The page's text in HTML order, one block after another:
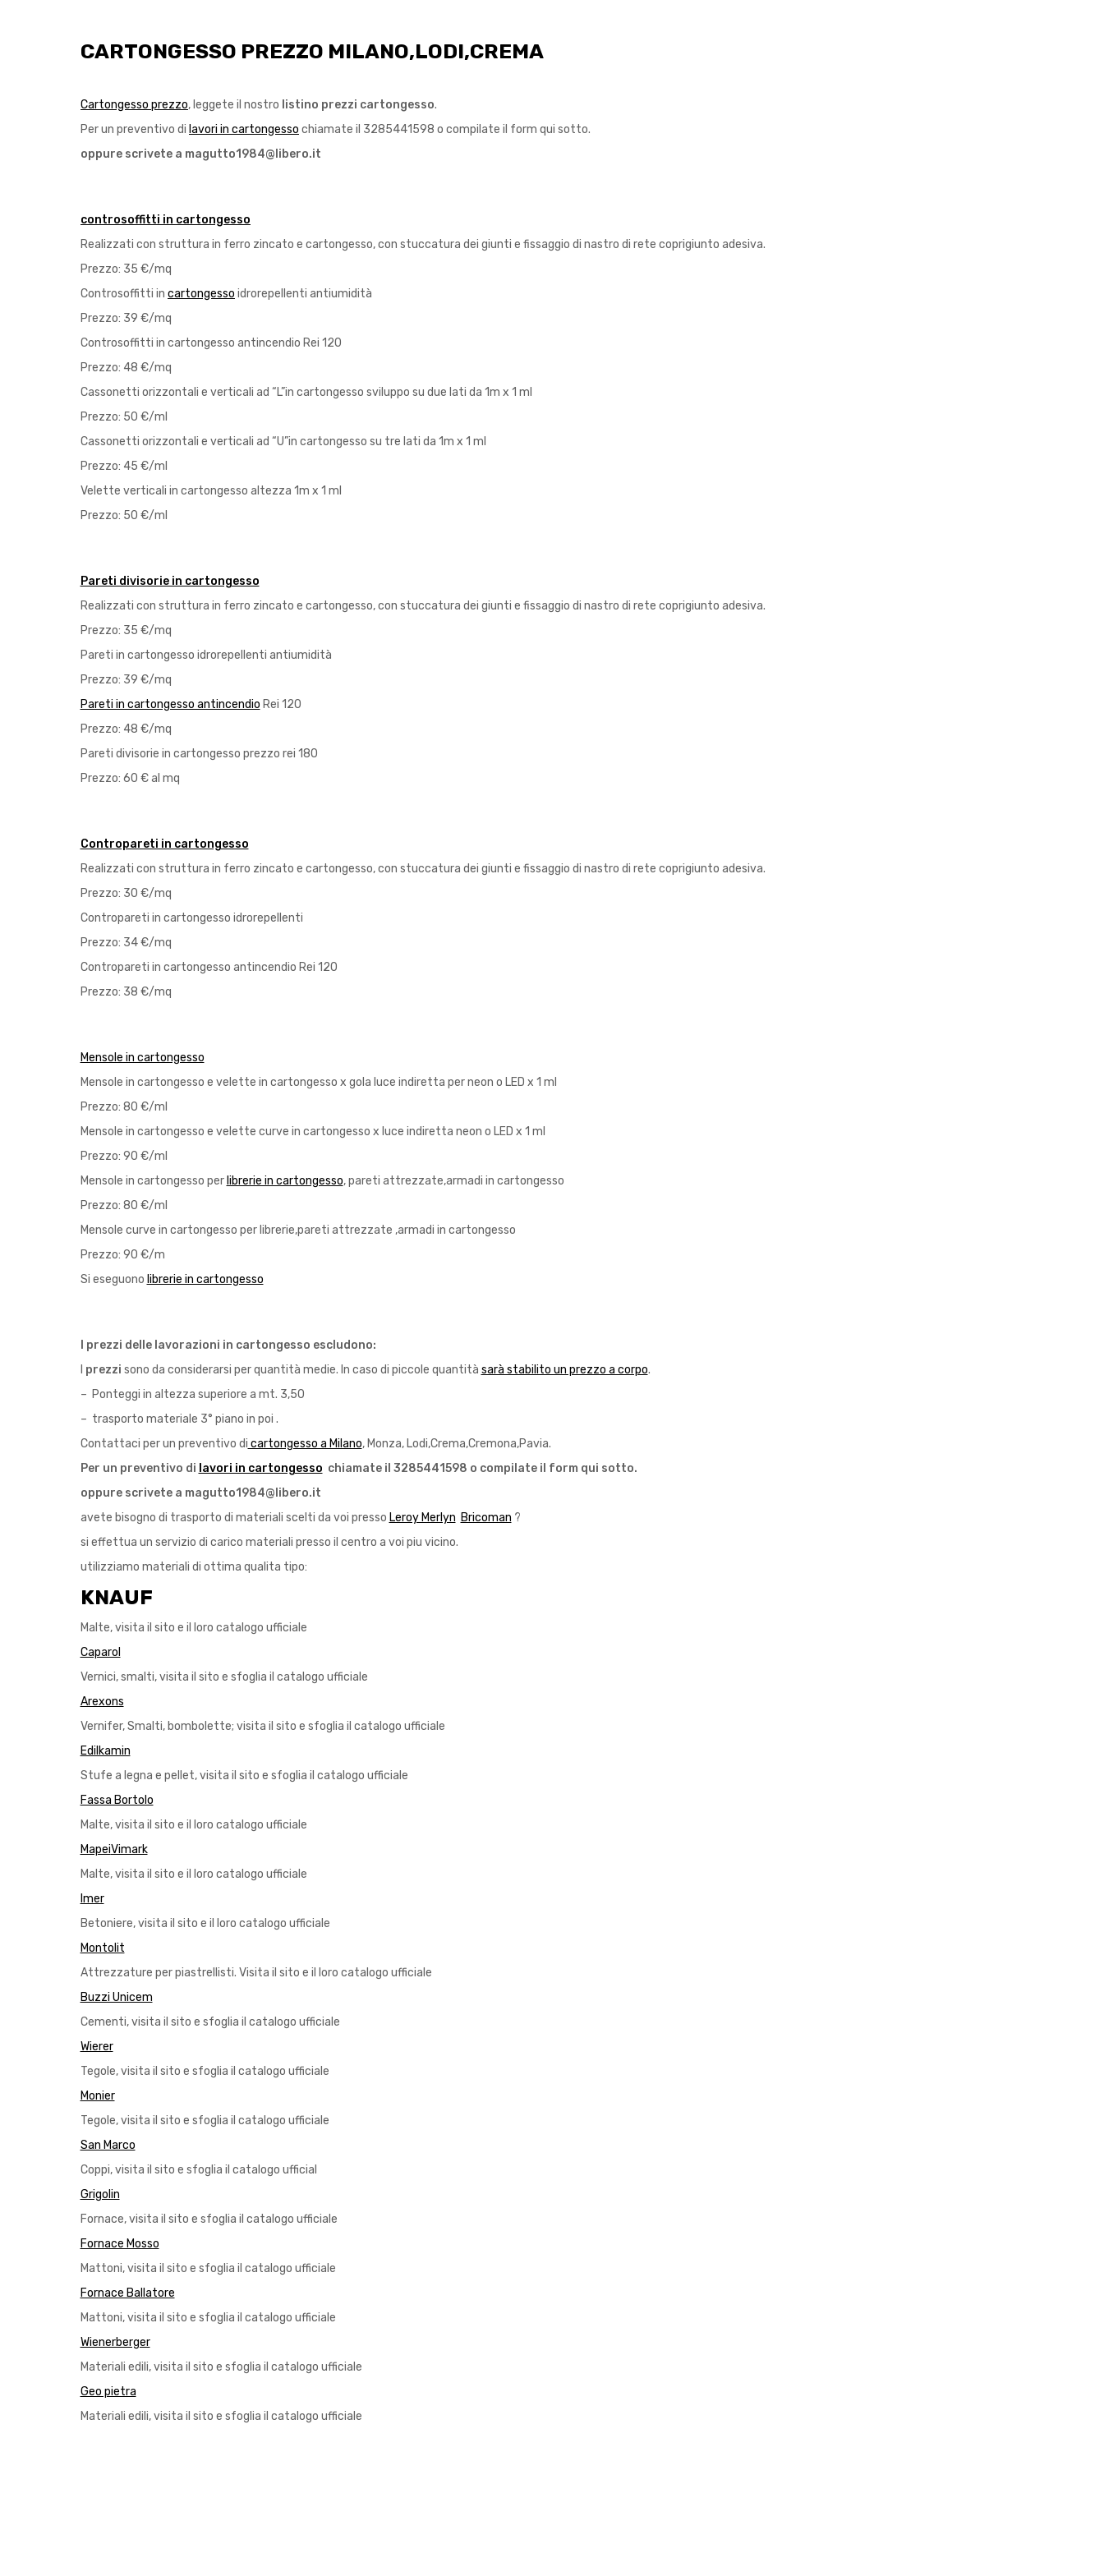
CARTONGESSO PREZZO MILANO,LODI,CREMA
Cartongesso prezzo, leggete il nostro listino prezzi cartongesso.
Per un preventivo di lavori in cartongesso chiamate il 3285441598 o compilate il form qui sotto.
oppure scrivete a magutto1984@libero.it
controsoffitti in cartongesso
Realizzati con struttura in ferro zincato e cartongesso, con stuccatura dei giunti e fissaggio di nastro di rete coprigiunto adesiva.
Prezzo: 35 €/mq
Controsoffitti in cartongesso idrorepellenti antiumidità
Prezzo: 39 €/mq
Controsoffitti in cartongesso antincendio Rei 120
Prezzo: 48 €/mq
Cassonetti orizzontali e verticali ad “L”in cartongesso sviluppo su due lati da 1m x 1 ml
Prezzo: 50 €/ml
Cassonetti orizzontali e verticali ad “U”in cartongesso su tre lati da 1m x 1 ml
Prezzo: 45 €/ml
Velette verticali in cartongesso altezza 1m x 1 ml
Prezzo: 50 €/ml
Pareti divisorie in cartongesso
Realizzati con struttura in ferro zincato e cartongesso, con stuccatura dei giunti e fissaggio di nastro di rete coprigiunto adesiva.
Prezzo: 35 €/mq
Pareti in cartongesso idrorepellenti antiumidità
Prezzo: 39 €/mq
Pareti in cartongesso antincendio Rei 120
Prezzo: 48 €/mq
Pareti divisorie in cartongesso prezzo rei 180
Prezzo: 60 € al mq
Contropareti in cartongesso
Realizzati con struttura in ferro zincato e cartongesso, con stuccatura dei giunti e fissaggio di nastro di rete coprigiunto adesiva.
Prezzo: 30 €/mq
Contropareti in cartongesso idrorepellenti
Prezzo: 34 €/mq
Contropareti in cartongesso antincendio Rei 120
Prezzo: 38 €/mq
Mensole in cartongesso
Mensole in cartongesso e velette in cartongesso x gola luce indiretta per neon o LED x 1 ml
Prezzo: 80 €/ml
Mensole in cartongesso e velette curve in cartongesso x luce indiretta neon o LED x 1 ml
Prezzo: 90 €/ml
Mensole in cartongesso per librerie in cartongesso, pareti attrezzate,armadi in cartongesso
Prezzo: 80 €/ml
Mensole curve in cartongesso per librerie,pareti attrezzate ,armadi in cartongesso
Prezzo: 90 €/m
Si eseguono librerie in cartongesso
I prezzi delle lavorazioni in cartongesso escludono:
prezzi sono da considerarsi per quantità medie. In caso di piccole quantità sarà stabilito un prezzo a corpo.
– Ponteggi in altezza superiore a mt. 3,50
– trasporto materiale 3° piano in poi .
Contattaci per un preventivo di cartongesso a Milano, Monza, Lodi,Crema,Cremona,Pavia.
Per un preventivo di lavori in cartongesso chiamate il 3285441598 o compilate il form qui sotto.
oppure scrivete a magutto1984@libero.it
avete bisogno di trasporto di materiali scelti da voi presso Leroy Merlyn Bricoman ?
si effettua un servizio di carico materiali presso il centro a voi piu vicino.
utilizziamo materiali di ottima qualita tipo:
KNAUF
Malte, visita il sito e il loro catalogo ufficiale
Caparol
Vernici, smalti, visita il sito e sfoglia il catalogo ufficiale
Arexons
Vernifer, Smalti, bombolette; visita il sito e sfoglia il catalogo ufficiale
Edilkamin
Stufe a legna e pellet, visita il sito e sfoglia il catalogo ufficiale
Fassa Bortolo
Malte, visita il sito e il loro catalogo ufficiale
MapeiVimark
Malte, visita il sito e il loro catalogo ufficiale
Imer
Betoniere, visita il sito e il loro catalogo ufficiale
Montolit
Attrezzature per piastrellisti. Visita il sito e il loro catalogo ufficiale
Buzzi Unicem
Cementi, visita il sito e sfoglia il catalogo ufficiale
Wierer
Tegole, visita il sito e sfoglia il catalogo ufficiale
Monier
Tegole, visita il sito e sfoglia il catalogo ufficiale
San Marco
Coppi, visita il sito e sfoglia il catalogo ufficial
Grigolin
Fornace, visita il sito e sfoglia il catalogo ufficiale
Fornace Mosso
Mattoni, visita il sito e sfoglia il catalogo ufficiale
Fornace Ballatore
Mattoni, visita il sito e sfoglia il catalogo ufficiale
Wienerberger
Materiali edili, visita il sito e sfoglia il catalogo ufficiale
Geo pietra
Materiali edili, visita il sito e sfoglia il catalogo ufficiale